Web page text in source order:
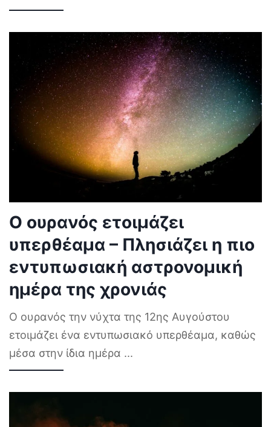
Ο ουρανός ετοιμάζει
υπερθέαμα – Πλησιάζει η πιο
εντυπωσιακή αστρονομική
ημέρα της χρονιάς
Ο ουρανός την νύχτα της 12ης Αυγούστου
ετοιμάζει ένα εντυπωσιακό υπερθέαμα, καθώς
μέσα στην ίδια ημέρα ...